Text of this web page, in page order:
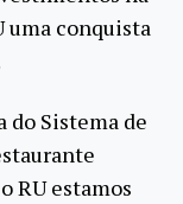
uma conquista
do Sistema de
RU estamos